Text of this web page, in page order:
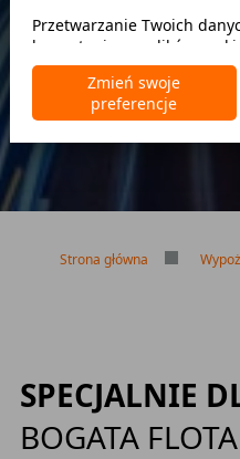
Brak limitu
Bezpłatne
Strona główna
SPECJALNIE
BOGATA FLOTA
Przetwarzanie Twoich
korzystaniem z plików
wymienionych jest
siedzibą w Warszawie (02-
będącego
nasi partnerzy.
korzystania przez nas i
oraz przetwarzania Twoich
dotyczące Twoich
Zmień swoje
preferencje